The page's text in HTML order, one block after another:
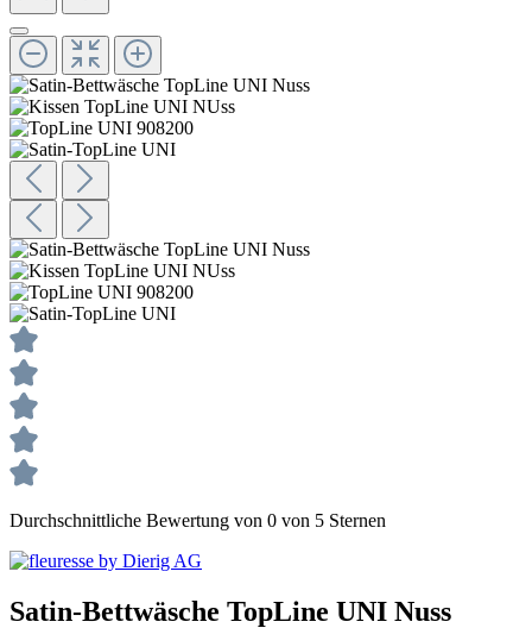
Durchschnittliche Bewertung von 0 von 5 Sternen
Satin-Bettwäsche TopLine UNI Nuss